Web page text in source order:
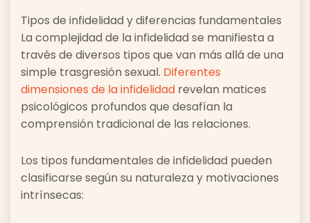
Tipos de infidelidad y diferencias fundamentales
La complejidad de la infidelidad se manifiesta a
través de diversos tipos que van más allá de una
simple trasgresión sexual. Diferentes
dimensiones de la infidelidad revelan matices
psicológicos profundos que desafían la
comprensión tradicional de las relaciones.
Los tipos fundamentales de infidelidad pueden
clasificarse según su naturaleza y motivaciones
intrínsecas: